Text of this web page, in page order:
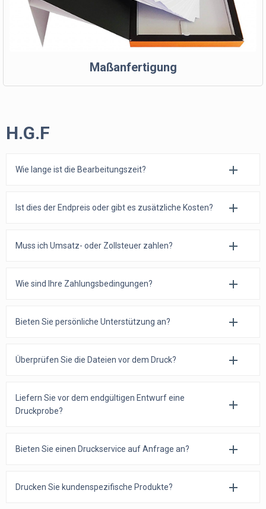
Maßanfertigung
H.G.F
Wie lange ist die Bearbeitungszeit?
Ist dies der Endpreis oder gibt es zusätzliche Kosten?
Muss ich Umsatz- oder Zollsteuer zahlen?
Wie sind Ihre Zahlungsbedingungen?
Bieten Sie persönliche Unterstützung an?
Überprüfen Sie die Dateien vor dem Druck?
Liefern Sie vor dem endgültigen Entwurf eine
Druckprobe?
Bieten Sie einen Druckservice auf Anfrage an?
Drucken Sie kundenspezifische Produkte?